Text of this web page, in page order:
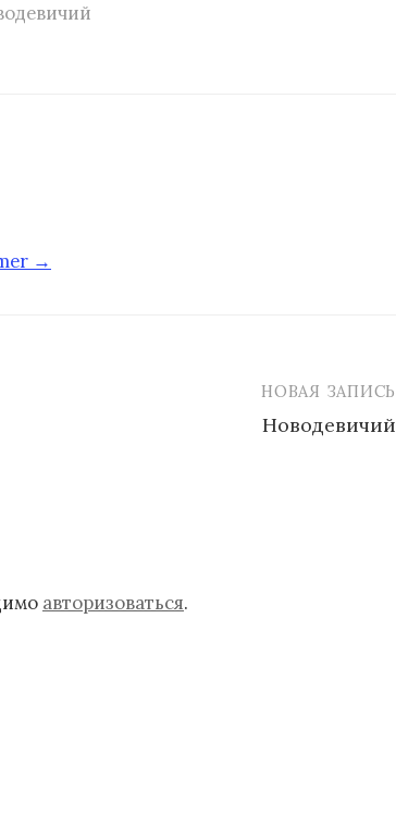
→
НОВАЯ ЗАПИСЬ
Новодевичий
авторизоваться.